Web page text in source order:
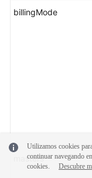
billingMode
masters
Utilizamos cookies
continuar navegando
cookies.
Descubre